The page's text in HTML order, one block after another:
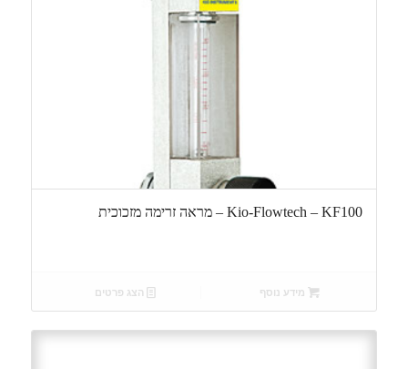
Kio-Flowtech – KF100 – מראה זרימה מזכוכית
מידע נוסף הצג פרטים